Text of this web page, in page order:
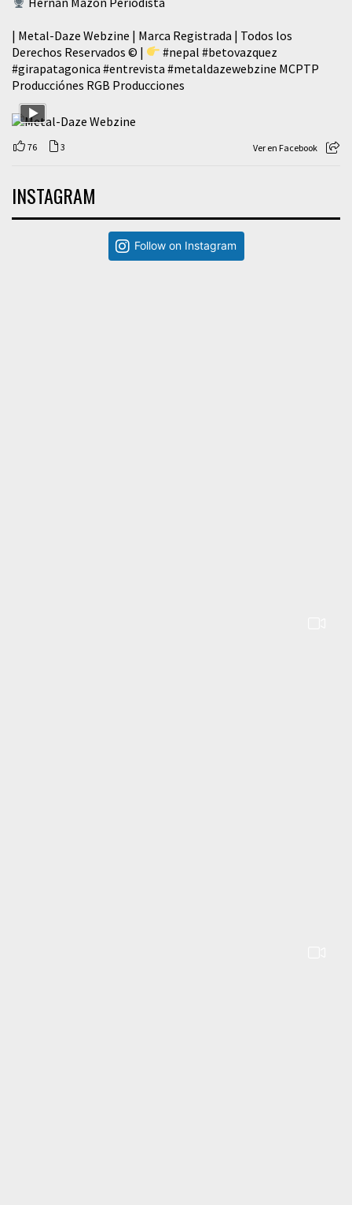
| Metal-Daze Webzine | Marca Registrada | Todos los
Derechos Reservados © |
#nepal #betovazquez
#girapatagonica #entrevista #metaldazewebzine MCPTP
Producciónes RGB Producciones
76 3 Ver en Facebook
INSTAGRAM
Follow on Instagram